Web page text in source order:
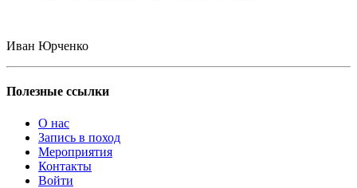
Иван Юрченко
Полезные ссылки
О нас
Запись в поход
Мероприятия
Контакты
Войти